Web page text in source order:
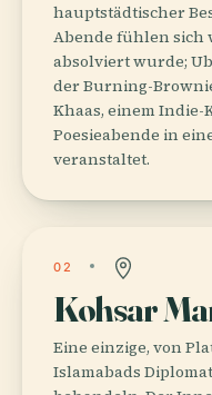
hauptstädtischer
Abende fühlen sich
absolviert wurde;
der Burning-
Khaas, einem
Poesieabende in
veranstaltet.
02
Kohsar
Eine einzige, von
Islamabads